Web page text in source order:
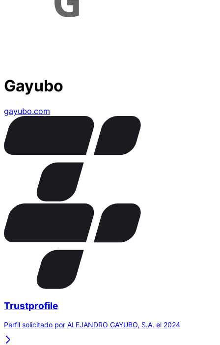
Gayubo
gayubo.com
Trustprofile
Perfil solicitado por ALEJANDRO GAYUBO, S.A. el 2024